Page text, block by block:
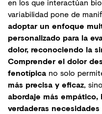
variabilidad pone de
adoptar un enfoque
personalizado para la
dolor, reconociendo la
Comprender el dolor
fenotípica no solo
más precisa y eficaz,
abordaje más
verdaderas